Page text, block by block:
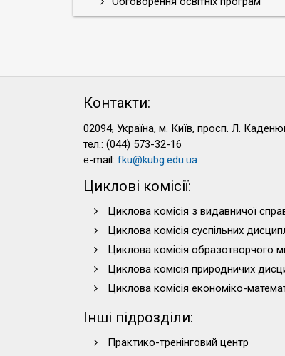
Контакти:
02094, Україна, м. Київ, просп. Л.
тел.: (044) 573-32-16
e-mail: fku@kubg.edu.ua
Циклові комісії:
Циклова комісія з видавничої
Циклова комісія суспільних
Циклова комісія образотворчого
Циклова комісія природничих
Циклова комісія економіко-
Інші підрозділи:
Практико-тренінговий центр